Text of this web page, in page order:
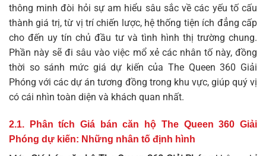
thông minh đòi hỏi sự am hiểu sâu sắc về các yếu tố cấu
thành giá trị, từ vị trí chiến lược, hệ thống tiện ích đẳng cấp
cho đến uy tín chủ đầu tư và tình hình thị trường chung.
Phần này sẽ đi sâu vào việc mổ xẻ các nhân tố này, đồng
thời so sánh mức giá dự kiến của The Queen 360 Giải
Phóng với các dự án tương đồng trong khu vực, giúp quý vị
có cái nhìn toàn diện và khách quan nhất.
2.1. Phân tích Giá bán căn hộ The Queen 360 Giải
Phóng dự kiến: Những nhân tố định hình